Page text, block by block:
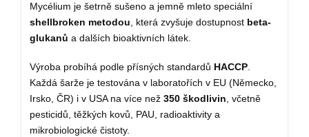
Mycélium je šetrně sušeno a jemně mleto speciální
shellbroken metodou , která zvyšuje dostupnost beta-
glukanů a dalších bioaktivních látek.
Výroba probíhá podle přísných standardů HACCP
Každá šarže je testována v laboratořích v EU (Německo,
Irsko, ČR) i v USA na více než 350 škodlivin , včetně
pesticidů, těžkých kovů, PAU, radioaktivity a
mikrobiologické čistoty.